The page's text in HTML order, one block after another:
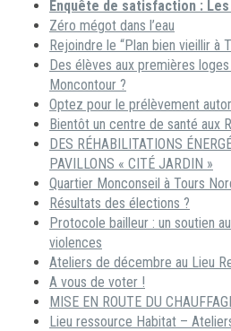
Enquête de satisfaction :
Zéro mégot dans l’eau
Rejoindre le “Plan bien vieillir à
Des élèves aux premières
Moncontour ?
Optez pour le prélèvement
Bientôt un centre de santé aux
DES RÉHABILITATIONS
PAVILLONS « CITÉ JARDIN »
Quartier Monconseil à Tours
Résultats des élections ?
Protocole bailleur : un soutien
violences
Ateliers de décembre au Lieu
A vous de voter !
MISE EN ROUTE DU
Lieu ressource Habitat –